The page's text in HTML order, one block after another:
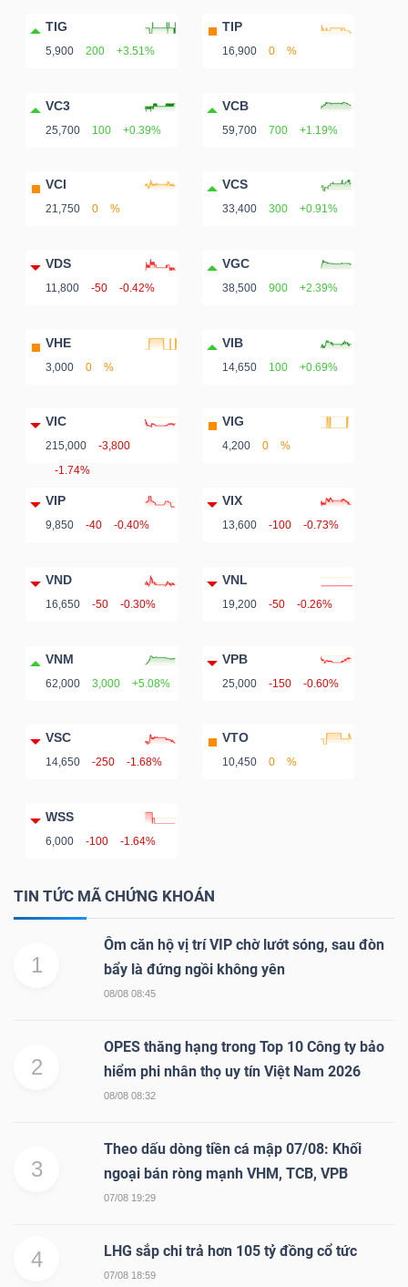
TIG
5,900 200 +3.51%
TIP
16,900 0 %
VC3
25,700 100 +0.39%
VCB
59,700 700 +1.19%
VCI
21,750 0 %
VCS
33,400 300 +0.91%
VDS
11,800 -50 -0.42%
VGC
38,500 900 +2.39%
VHE
3,000 0 %
VIB
14,650 100 +0.69%
VIC
215,000
-3,800
-1.74%
VIG
4,200 0 %
VIP
9,850 -40 -0.40%
VIX
13,600 -100 -0.73%
VND
16,650 -50 -0.30%
VNL
19,200 -50 -0.26%
VNM
62,000 3,000 +5.08%
VPB
25,000 -150 -0.60%
VSC
14,650 -250 -1.68%
VTO
10,450 0 %
WSS
6,000 -100 -1.64%
TIN TỨC MÃ CHỨNG KHOÁN
1
Ôm căn hộ vị trí VIP chờ lướt sóng, sau đòn
bẩy là đứng ngồi không yên
08/08 08:45
2
OPES thăng hạng trong Top 10 Công ty bảo
hiểm phi nhân thọ uy tín Việt Nam 2026
08/08 08:32
3
Theo dấu dòng tiền cá mập 07/08: Khối
ngoại bán ròng mạnh VHM, TCB, VPB
07/08 19:29
4 LHG sắp chi trả hơn 105 tỷ đồng cổ tức
07/08 18:59